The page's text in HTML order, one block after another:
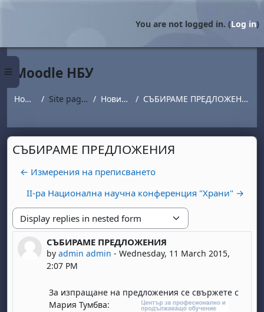
Side panel
You are not logged in. (Log in)
Moodle НБУ
Home Site pages Новини СЪБИРАМЕ ПРЕДЛОЖЕНИЯ
СЪБИРАМЕ ПРЕДЛОЖЕНИЯ
← Измерения на преписването
II-ра Национална научна конференция "Храни" →
Display mode
СЪБИРАМЕ ПРЕДЛОЖЕНИЯ
byadmin admin -Wednesday, 11 March 2015,
2:07 PM
Number of replies: 0
За изпращане на предложения се свържете с
Мария Тумбва: